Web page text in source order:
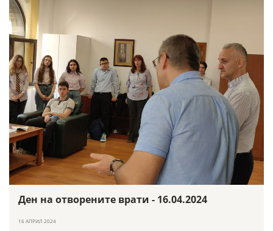
Ден на отворените врати - 16.04.2024
16 АПРИЛ 2024